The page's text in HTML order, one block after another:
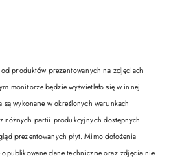
produktów prezentowanych na zdjęciach
monitorze będzie wyświetlało się w innej
wykonane w określonych warunkach
różnych partii produkcyjnych dostępnych
prezentowanych płyt. Mimo dołożenia
dane techniczne oraz zdjęcia nie